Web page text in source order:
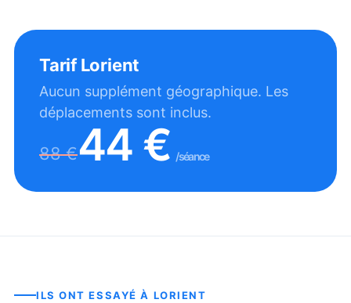
TarifLorient
Aucun supplément géographique. Les
déplacements sont inclus.
88€44 € /séance
ILS ONT ESSAYÉ À LORIENT